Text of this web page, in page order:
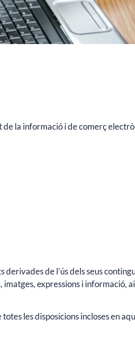
la informació i de comerç
derivades de l’ús dels seus
expressions i informació,
les disposicions incloses en